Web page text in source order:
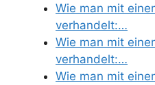
Wie man mit
verhandelt:…
Wie man mit
verhandelt:…
Wie man mit